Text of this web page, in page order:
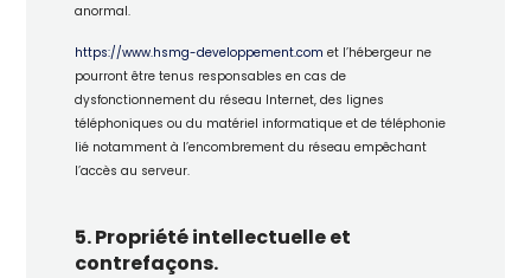
anormal.
https://www.hsmg-developpement.com et l’hébergeur ne
pourront être tenus responsables en cas de
dysfonctionnement du réseau Internet, des lignes
téléphoniques ou du matériel informatique et de téléphonie
lié notamment à l’encombrement du réseau empêchant
l’accès au serveur.
5. Propriété intellectuelle et
contrefaçons.